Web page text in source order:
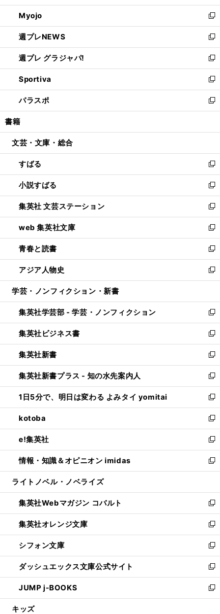
開
く
ウ
で
開
く
ン
ド
ウ
で
開
く
ウ
ィ
ン
ド
ウ
で
開
く
Myojo
新
し
い
ウ
ィ
ン
ド
ウ
で
開
週プレNEWS
新
し
い
ウ
ィ
ン
ド
ウ
開
週プレ グラジャパ!
新
し
い
ウ
ィ
ン
ウ
開
く
Sportiva
新
し
い
ウ
ン
ウ
で
開
く
パラスポ
新
し
ウ
ン
ド
ウ
で
開
く
書籍
文芸・文庫・総合
すばる
新
し
い
ウ
ィ
ン
ド
ウ
で
開
く
小説すばる
新
し
い
ウ
ィ
ン
ド
ウ
で
開
集英社 文芸ステーション
新
し
い
ウ
ィ
ン
ド
ウ
開
く
web 集英社文庫
新
し
い
ウ
ィ
ン
ウ
で
開
く
青春と読書
新
し
い
ウ
ン
ド
ウ
で
開
く
アジア人物史
新
し
ウ
ィ
ン
ド
ウ
で
開
く
学芸・ノンフィクション・新書
集英社学芸部 - 学芸・ノンフィクション
新
し
い
ウ
ィ
ン
ド
ウ
で
開
く
集英社ビジネス書
新
し
い
ウ
ィ
ン
ド
ウ
で
開
く
集英社新書
新
し
い
ウ
ィ
ン
ド
ウ
で
開
く
集英社新書プラス - 知の水先案内人
新
し
い
ウ
ィ
ン
ド
ウ
で
開
1日5分で、明日は変わる よみタイ yomitai
新
し
い
ウ
ィ
ン
ド
ウ
開
く
kotoba
新
し
い
ウ
ィ
ン
ウ
で
開
く
e!集英社
新
し
い
ウ
ン
ド
ウ
で
開
く
情報・知識＆オピニオン imidas
新
し
ウ
ィ
ン
ド
ウ
で
開
く
ライトノベル・ノベライズ
集英社Webマガジン コバルト
新
し
い
ウ
ィ
ン
ド
ウ
で
開
集英社オレンジ文庫
新
し
い
ウ
ィ
ン
ド
ウ
シフォン文庫
新
し
い
ウ
ィ
ン
ダッシュエックス文庫公式サイト
新
し
い
ウ
JUMP j-BOOKS
新
し
キッズ